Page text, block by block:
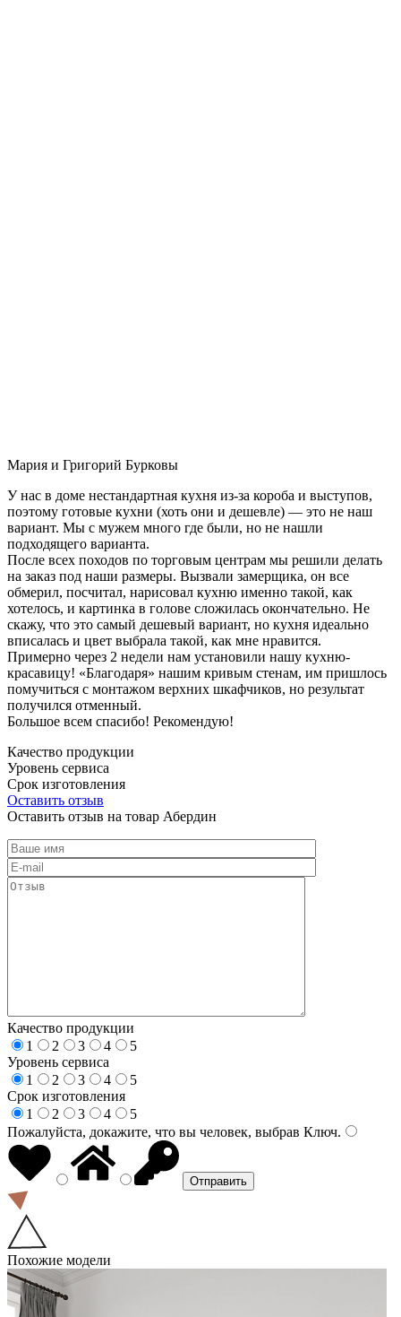
Мария и Григорий Бурковы
У нас в доме нестандартная кухня из-за короба и выступов,
поэтому готовые кухни (хоть они и дешевле) — это не наш
вариант. Мы с мужем много где были, но не нашли
подходящего варианта.
После всех походов по торговым центрам мы решили делать
на заказ под наши размеры. Вызвали замерщика, он все
обмерил, посчитал, нарисовал кухню именно такой, как
хотелось, и картинка в голове сложилась окончательно. Не
скажу, что это самый дешевый вариант, но кухня идеально
вписалась и цвет выбрала такой, как мне нравится.
Примерно через 2 недели нам установили нашу кухню-
красавицу! «Благодаря» нашим кривым стенам, им пришлось
помучиться с монтажом верхних шкафчиков, но результат
получился отменный.
Большое всем спасибо! Рекомендую!
Качество продукции
Уровень сервиса
Срок изготовления
Оставить отзыв
Оставить отзыв на товар Абердин
Качество продукции
1
2 3 4
5
Уровень сервиса
1
2 3 4
5
Срок изготовления
1
2 3 4
5
Пожалуйста, докажите, что вы человек, выбрав Ключ.
Похожие модели